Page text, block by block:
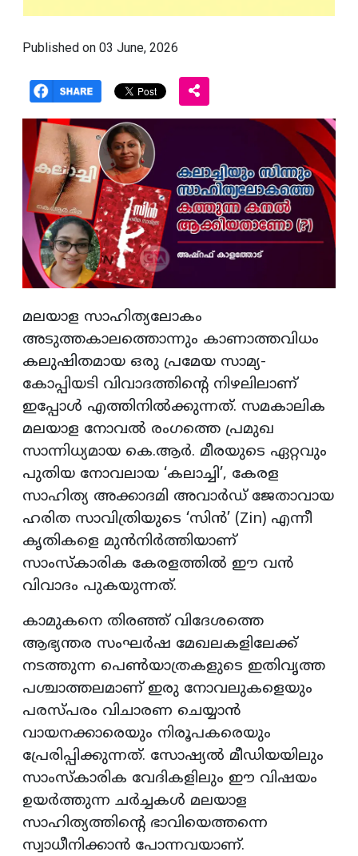
Published on 03 June, 2026
മലയാള സാഹിത്യലോകം
അടുത്തകാലത്തൊന്നും കാണാത്തവിധം
കലുഷിതമായ ഒരു പ്രമേയ സാമ്യ-
കോപ്പിയടി വിവാദത്തിന്റെ നിഴലിലാണ്
ഇപ്പോൾ എത്തിനിൽക്കുന്നത്. സമകാലിക
മലയാള നോവൽ രംഗത്തെ പ്രമുഖ
സാന്നിധ്യമായ കെ.ആർ. മീരയുടെ ഏറ്റവും
പുതിയ നോവലായ ‘കലാച്ചി’, കേരള
സാഹിത്യ അക്കാദമി അവാർഡ് ജേതാവായ
ഹരിത സാവിത്രിയുടെ ‘സിൻ’ (Zin) എന്നീ
കൃതികളെ മുൻനിർത്തിയാണ്
സാംസ്കാരിക കേരളത്തിൽ ഈ വൻ
വിവാദം പുകയുന്നത്.
കാമുകനെ തിരഞ്ഞ് വിദേശത്തെ
ആഭ്യന്തര സംഘർഷ മേഖലകളിലേക്ക്
നടത്തുന്ന പെൺയാത്രകളുടെ ഇതിവൃത്ത
പശ്ചാത്തലമാണ് ഇരു നോവലുകളെയും
പരസ്പരം വിചാരണ ചെയ്യാൻ
വായനക്കാരെയും നിരൂപകരെയും
പ്രേരിപ്പിക്കുന്നത്. സോഷ്യൽ മീഡിയയിലും
സാംസ്കാരിക വേദികളിലും ഈ വിഷയം
ഉയർത്തുന്ന ചർച്ചകൾ മലയാള
സാഹിത്യത്തിന്റെ ഭാവിയെത്തന്നെ
സ്വാധീനിക്കാൻ പോന്നവയാണ്.